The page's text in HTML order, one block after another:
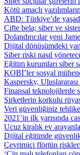
Kötü amaçlı
ABD: Türkiye’de
Çifte bela; siber ve
Dolandırıcılar yeni
Dijital dönüşümdeki
Siber riski nasıl
Eğitim kurumları siber
KOBİ’ler sosyal
Kaspersky,
Finansal teknolojilerde
Şirketlerin korkulu
Veri güvenliğiniz
2021’in ilk yarısında
Ucuz kiralık ev
Dijital eğitimde
Çevrimiçi flörtün